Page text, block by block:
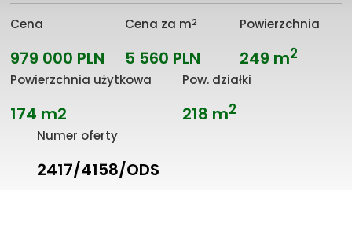
Cena
979 000 PLN
Cena za m2
5 560 PLN
Powierzchnia
249 m2
Powierzchnia użytkowa
174 m2
Pow. działki
218 m2
Numer oferty
2417/4158/ODS